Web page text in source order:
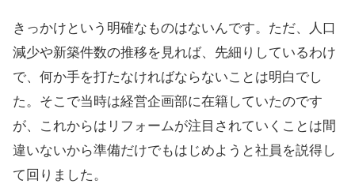
きっかけという明確なものはないんです。ただ、人口
減少や新築件数の推移を見れば、先細りしているわけ
で、何か手を打たなければならないことは明白でし
た。そこで当時は経営企画部に在籍していたのです
が、これからはリフォームが注目されていくことは間
違いないから準備だけでもはじめようと社員を説得し
て回りました。